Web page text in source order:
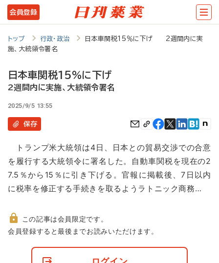
メ
イ
コ
テ
ツ
に
動
会員登録
トップ 行政・政治
日本車関税15％に下げ 2週間内に実
施、大統領令署名
日本車関税15％に下げ
2週間内に実施、大統領令署名
2025/9/5 13:55
保存
トランプ米大統領は4日、日本との貿易交渉での合意
を履行する大統領令に署名した。自動車関税を現在の2
7.5％から15％に引き下げる。官報に掲載後、7日以内
に税率を修正する手続きを取るようラトニック商務…
非
この記事は会員限定です。
会員登録すると最後までお読みいただけます。